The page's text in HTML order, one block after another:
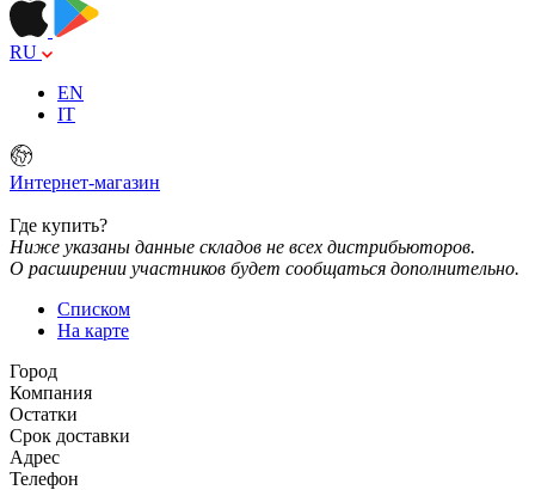
RU
EN
IT
Интернет-магазин
Где купить?
Ниже указаны данные складов не всех дистрибьюторов.
О расширении участников будет сообщаться дополнительно.
Списком
На карте
Город
Компания
Остатки
Срок доставки
Адрес
Телефон